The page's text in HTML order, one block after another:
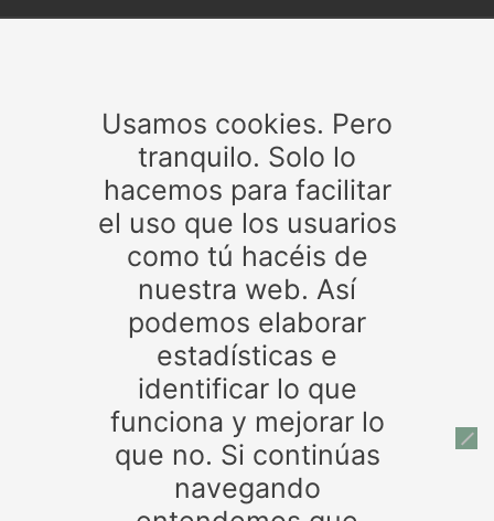
Agencia Tributaria Aldea Quintana Altadis Andalucía Asociaciones de estanqueros
Castilla-La Mancha CIRCULARES
Contrabando créditos personales cuenta de
Córdoba deducciones Defensa del monopolio Estanco
Guardia CivilHacienda Jaén
lucha contra el fraude Maquinaria medidas normas
picadura préstamos hipotecarios Recogida seguridad
tabaco ilegal tarjetas Timbre trabajadores de estancos
venta tabaco ilegal
Patrocinadores
Usamos cookies. Pero
tranquilo. Solo lo
hacemos para facilitar
el uso que los usuarios
como tú hacéis de
nuestra web. Así
podemos elaborar
estadísticas e
identificar lo que
funciona y mejorar lo
que no. Si continúas
navegando